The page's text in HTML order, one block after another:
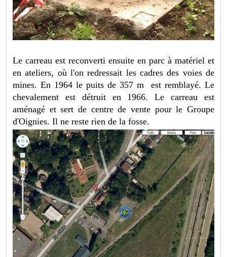
Le carreau est reconverti ensuite en parc à matériel et
en ateliers, où l'on redressait les cadres des voies de
mines. En 1964 le puits de 357 m est remblayé. Le
chevalement est détruit en 1966. Le carreau est
aménagé et sert de centre de vente pour le Groupe
d'Oignies. Il ne reste rien de la fosse.